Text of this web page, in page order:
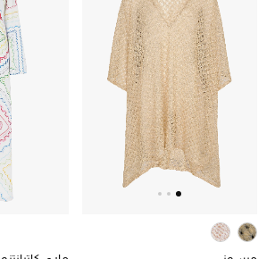
مجوهرات فاخرة للنساء
مجوهرات عصرية للنساء
إكسسوارات للرجال
مجوهرات فاخرة للأطفال